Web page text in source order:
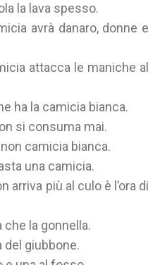
la lava spesso.
avrà danaro, donne e
attacca le maniche al
ha la camicia bianca.
si consuma mai.
camicia bianca.
una camicia.
arriva più al culo è l’ora di
la gonnella.
del giubbone.